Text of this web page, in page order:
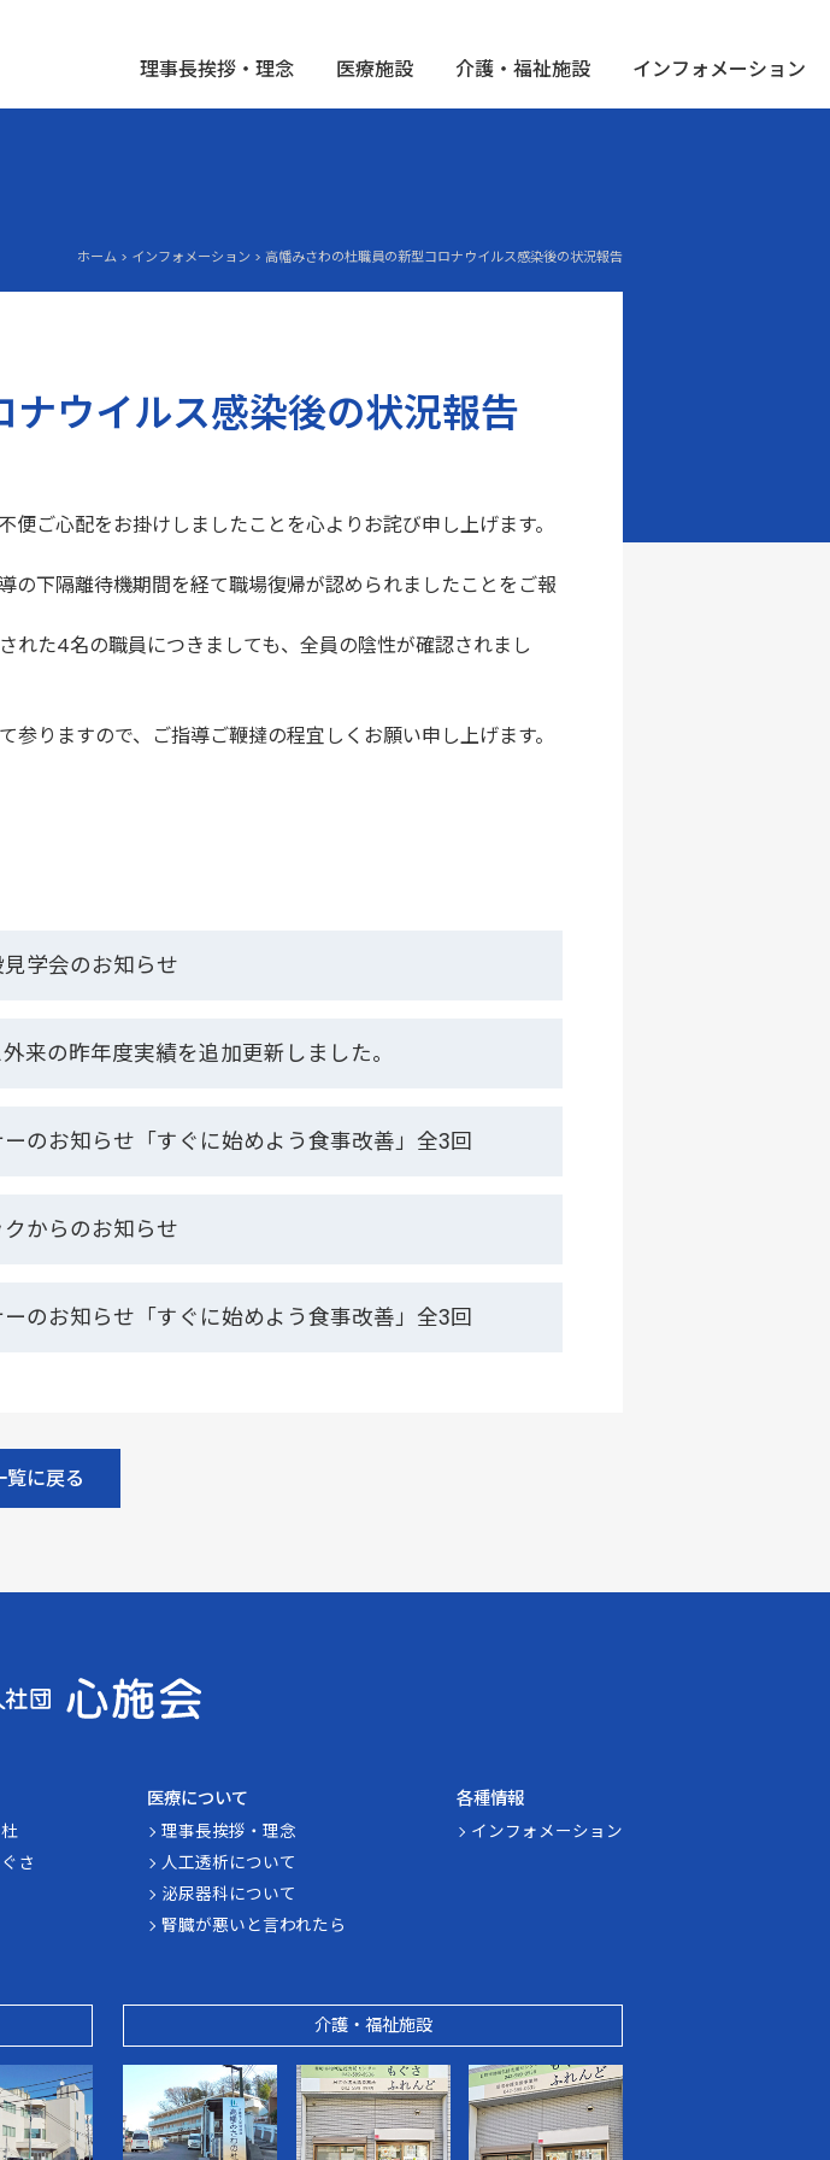
理事長挨拶・理念 医療施設 介護・福祉施設 インフォメーション
ホーム > インフォメーション > 高幡みさわの杜職員の新型コロナウイルス感染後の状況報告
ウイルス感染後の状況報告
ご心配をお掛けしましたことを心よりお詫び申し上げます。
の下隔離待機期間を経て職場復帰が認められましたことをご報
れた4名の職員につきましても、全員の陰性が確認されまし
りますので、ご指導ご鞭撻の程宜しくお願い申し上げます。
学会のお知らせ
来の昨年度実績を追加更新しました。
のお知らせ「すぐに始めよう食事改善」全3回
からのお知らせ
のお知らせ「すぐに始めよう食事改善」全3回
覧に戻る
さ
医療について
理事長挨拶・理念
人工透析について
泌尿器科について
腎臓が悪いと言われたら
各種情報
インフォメーション
介護・福祉施設